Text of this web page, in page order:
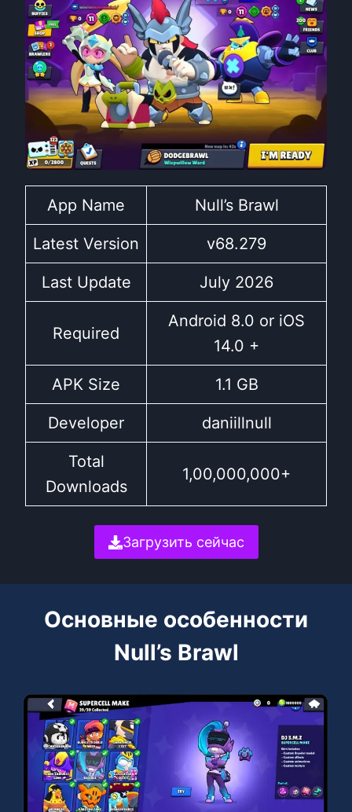
App Name Null’s Brawl
Latest Version v68.279
Last Update July 2026
Required
Android 8.0 or iOS
14.0 +
APK Size 1.1 GB
Developer daniillnull
Total
Downloads
1,00,000,000+
Загрузить сейчас
Основные особенности
Null’s Brawl